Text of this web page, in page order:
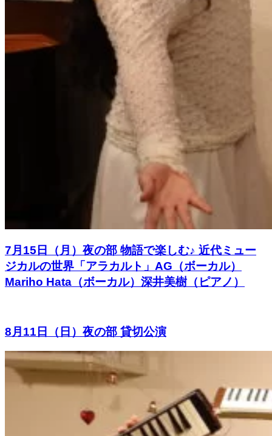
7月15日（月）夜の部 物語で楽しむ♪ 近代ミュー
ジカルの世界「アラカルト」AG（ボーカル）
Mariho Hata（ボーカル）深井美樹（ピアノ）
8月11日（日）夜の部 貸切公演